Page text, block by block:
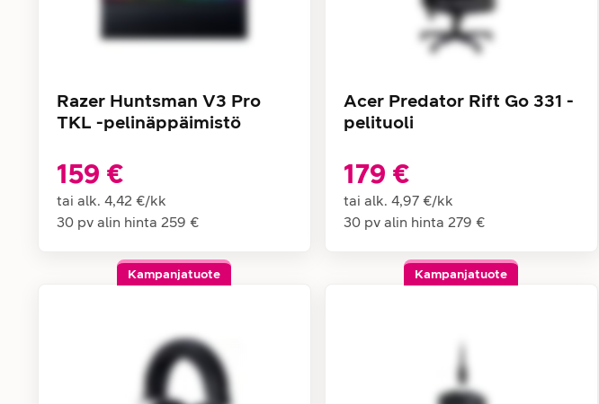
Razer Huntsman V3 Pro
TKL -pelinäppäimistö
159 €
tai alk. 4,42 €/kk
30 pv alin hinta 259 €
Acer Predator Rift Go 331 -
pelituoli
179 €
tai alk. 4,97 €/kk
30 pv alin hinta 279 €
Kampanjatuote Kampanjatuote